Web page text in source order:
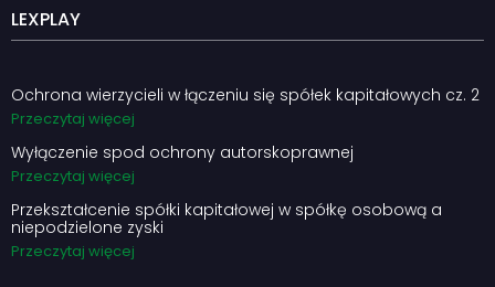
LEXPLAY
Ochrona wierzycieli w łączeniu się spółek kapitałowych cz. 2
Przeczytaj więcej
Wyłączenie spod ochrony autorskoprawnej
Przeczytaj więcej
Przekształcenie spółki kapitałowej w spółkę osobową a
niepodzielone zyski
Przeczytaj więcej